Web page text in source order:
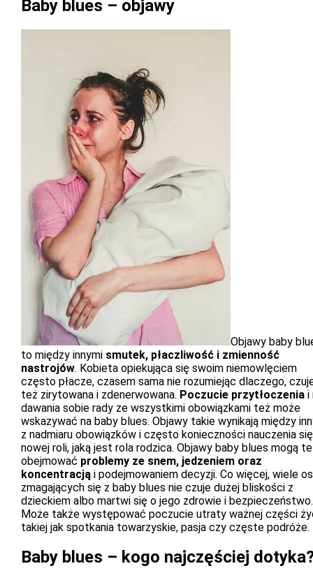
Baby blues – objawy
Objawy baby
to między innymi smutek, płaczliwość i zmienność
nastrojów. Kobieta opiekująca się swoim niemowlęciem
często płacze, czasem sama nie rozumiejąc dlaczego,
też zirytowana i zdenerwowana. Poczucie przytłoczenia i
dawania sobie rady ze wszystkimi obowiązkami też może
wskazywać na baby blues. Objawy takie wynikają między
z nadmiaru obowiązków i często konieczności nauczenia się
nowej roli, jaką jest rola rodzica. Objawy baby blues mogą
obejmować problemy ze snem, jedzeniem oraz
koncentracją i podejmowaniem decyzji. Co więcej, wiele
zmagających się z baby blues nie czuje dużej bliskości z
dzieckiem albo martwi się o jego zdrowie i bezpieczeństwo.
Może także występować poczucie utraty ważnej części
takiej jak spotkania towarzyskie, pasja czy częste podróże.
Baby blues – kogo najczęściej